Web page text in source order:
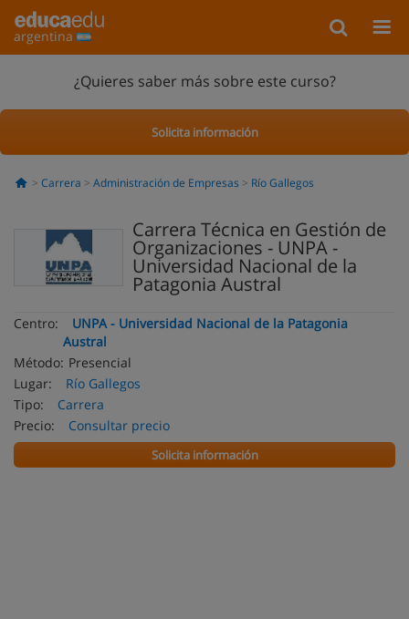
argentina
¿Quieres saber más sobre este curso?
Solicita información
Carrera Administración de Empresas Río Gallegos
Carrera Técnica en Gestión de
Organizaciones - UNPA -
Universidad Nacional de la
Patagonia Austral
Centro:
UNPA - Universidad Nacional de la Patagonia
Austral
Método: Presencial
Lugar:
Río Gallegos
Tipo:
Carrera
Precio:
Consultar precio
Solicita información